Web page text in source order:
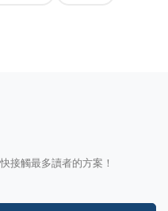
接觸最多讀者的方案！